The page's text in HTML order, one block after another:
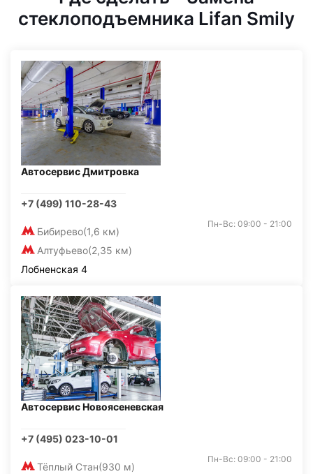
стеклоподъемника Lifan Smily
Автосервис Дмитровка
+7 (499) 110-28-43
Бибирево(1,6 км)
Алтуфьево(2,35 км)
Пн-Вс: 09:00 - 21:00
Лобненская 4
Автосервис Новоясеневская
+7 (495) 023-10-01
Тёплый Стан(930 м)
Пн-Вс: 09:00 - 21:00